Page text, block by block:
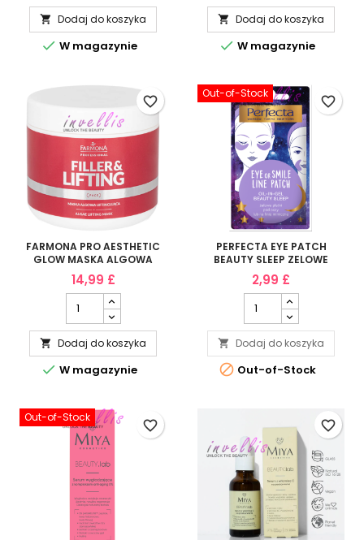
 Dodaj do koszyka
 W magazynie
 Dodaj do koszyka
 W magazynie
FARMONA PRO AESTHETIC
GLOW MASKA ALGOWA
MODELUJACA 160G
14,99 £
 Dodaj do koszyka
 W magazynie
favorite_border
Out-of-Stock
PERFECTA EYE PATCH
BEAUTY SLEEP ZELOWE
PLATKI POD OCZY LUB NA
LINIE MIMICZNE
2,99 £
 Dodaj do koszyka
 Out-of-Stock
favorite_border
Out-of-Stock
favorite_border favorite_border